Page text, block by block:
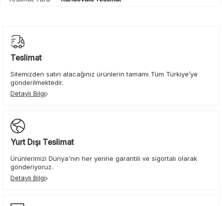
Teslimat
Sitemizden satın alacağınız ürünlerin tamamı Tüm Türkiye’ye
gönderilmektedir.
Detaylı Bilgi
Yurt Dışı Teslimat
Ürünlerimizi Dünya'nın her yerine garantili ve sigortalı olarak
gönderiyoruz.
Detaylı Bilgi